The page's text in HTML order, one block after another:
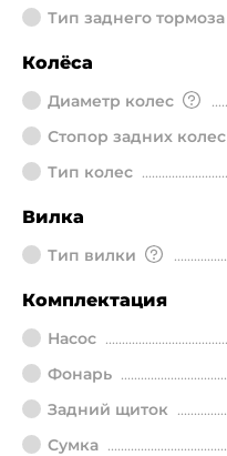
Тип заднего тормоза
Колёса
Диаметр колeс
Стопор задних колес
Тип колес
Вилка
Тип вилки
Комплектация
Насос
Фонарь
Задний щиток
Сумка